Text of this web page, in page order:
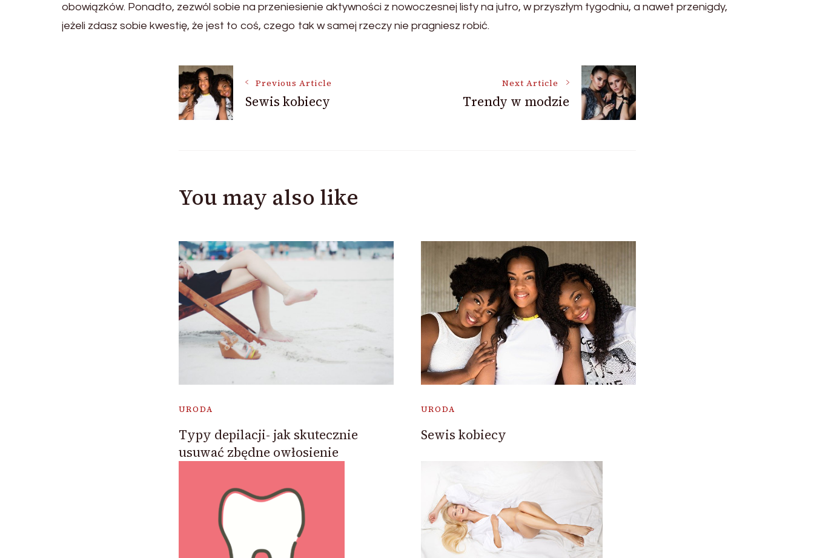
obowiązków. Ponadto, zezwól sobie na przeniesienie aktywności z nowoczesnej listy na jutro, w przyszłym tygodniu, a nawet przenigdy,
jeżeli zdasz sobie kwestię, że jest to coś, czego tak w samej rzeczy nie pragniesz robić.
Post
Navigation
Previous Article
Sewis kobiecy
Next Article
Trendy w modzie
You may also like
URODA
Typy depilacji- jak skutecznie
usuwać zbędne owłosienie
URODA
Sewis kobiecy